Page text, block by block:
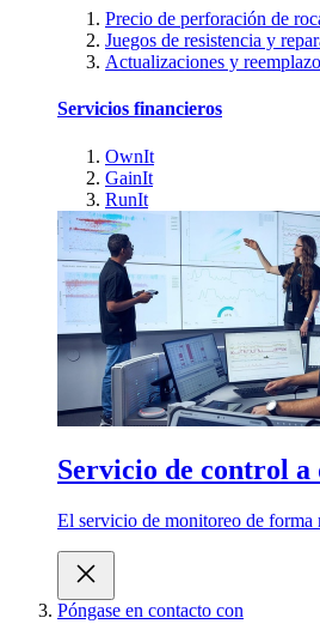
Precio de perforación de
Juegos de resistencia y
Actualizaciones y
Servicios financieros
OwnIt
GainIt
RunIt
Servicio de control a
El servicio de monitoreo de forma
Póngase en contacto con